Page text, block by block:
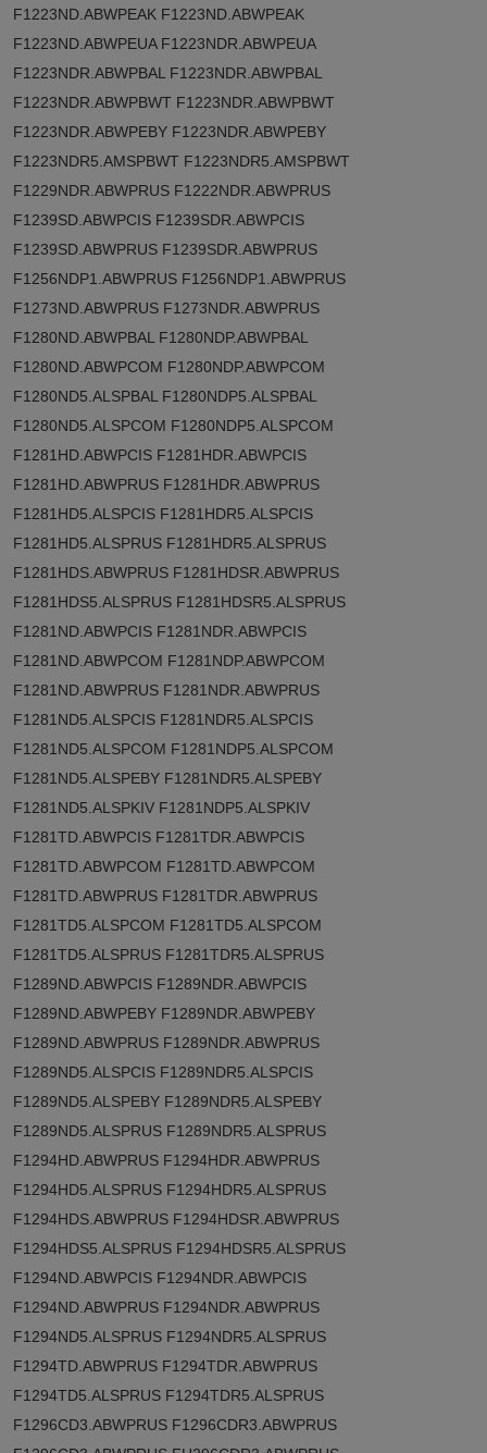
F1223ND.ABWPEAK F1223ND.ABWPEAK
F1223ND.ABWPEUA F1223NDR.ABWPEUA
F1223NDR.ABWPBAL F1223NDR.ABWPBAL
F1223NDR.ABWPBWT F1223NDR.ABWPBWT
F1223NDR.ABWPEBY F1223NDR.ABWPEBY
F1223NDR5.AMSPBWT F1223NDR5.AMSPBWT
F1229NDR.ABWPRUS F1222NDR.ABWPRUS
F1239SD.ABWPCIS F1239SDR.ABWPCIS
F1239SD.ABWPRUS F1239SDR.ABWPRUS
F1256NDP1.ABWPRUS F1256NDP1.ABWPRUS
F1273ND.ABWPRUS F1273NDR.ABWPRUS
F1280ND.ABWPBAL F1280NDP.ABWPBAL
F1280ND.ABWPCOM F1280NDP.ABWPCOM
F1280ND5.ALSPBAL F1280NDP5.ALSPBAL
F1280ND5.ALSPCOM F1280NDP5.ALSPCOM
F1281HD.ABWPCIS F1281HDR.ABWPCIS
F1281HD.ABWPRUS F1281HDR.ABWPRUS
F1281HD5.ALSPCIS F1281HDR5.ALSPCIS
F1281HD5.ALSPRUS F1281HDR5.ALSPRUS
F1281HDS.ABWPRUS F1281HDSR.ABWPRUS
F1281HDS5.ALSPRUS F1281HDSR5.ALSPRUS
F1281ND.ABWPCIS F1281NDR.ABWPCIS
F1281ND.ABWPCOM F1281NDP.ABWPCOM
F1281ND.ABWPRUS F1281NDR.ABWPRUS
F1281ND5.ALSPCIS F1281NDR5.ALSPCIS
F1281ND5.ALSPCOM F1281NDP5.ALSPCOM
F1281ND5.ALSPEBY F1281NDR5.ALSPEBY
F1281ND5.ALSPKIV F1281NDP5.ALSPKIV
F1281TD.ABWPCIS F1281TDR.ABWPCIS
F1281TD.ABWPCOM F1281TD.ABWPCOM
F1281TD.ABWPRUS F1281TDR.ABWPRUS
F1281TD5.ALSPCOM F1281TD5.ALSPCOM
F1281TD5.ALSPRUS F1281TDR5.ALSPRUS
F1289ND.ABWPCIS F1289NDR.ABWPCIS
F1289ND.ABWPEBY F1289NDR.ABWPEBY
F1289ND.ABWPRUS F1289NDR.ABWPRUS
F1289ND5.ALSPCIS F1289NDR5.ALSPCIS
F1289ND5.ALSPEBY F1289NDR5.ALSPEBY
F1289ND5.ALSPRUS F1289NDR5.ALSPRUS
F1294HD.ABWPRUS F1294HDR.ABWPRUS
F1294HD5.ALSPRUS F1294HDR5.ALSPRUS
F1294HDS.ABWPRUS F1294HDSR.ABWPRUS
F1294HDS5.ALSPRUS F1294HDSR5.ALSPRUS
F1294ND.ABWPCIS F1294NDR.ABWPCIS
F1294ND.ABWPRUS F1294NDR.ABWPRUS
F1294ND5.ALSPRUS F1294NDR5.ALSPRUS
F1294TD.ABWPRUS F1294TDR.ABWPRUS
F1294TD5.ALSPRUS F1294TDR5.ALSPRUS
F1296CD3.ABWPRUS F1296CDR3.ABWPRUS